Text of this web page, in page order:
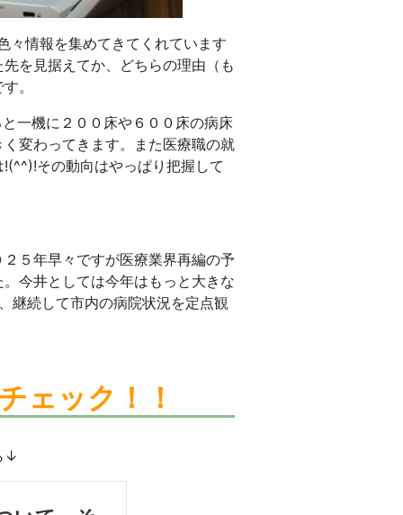
々情報を集めてきてくれています
を見据えてか、どちらの理由（も
。
一機に２００床や６００床の病床
変わってきます。また医療職の就
その動向はやっぱり把握して
５年早々ですが医療業界再編の予
今井としては今年はもっと大きな
継続して市内の病院状況を定点観
ェック！！
↓